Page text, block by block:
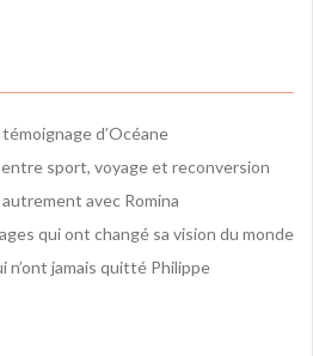
d’Océane
sport, voyage et reconversion
avec Romina
qui ont changé sa vision du monde
n’ont jamais quitté Philippe